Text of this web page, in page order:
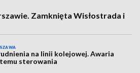
Zamknięta Wisłostrada i
na linii kolejowej. Awaria
sterowania